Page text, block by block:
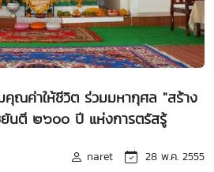
ณค่าให้ชีวิต ร่วมมหากุศล "สร้าง
นตี ๒๖๐๐ ปี แห่งการตรัสรู้
naret 28 พ.ค. 2555